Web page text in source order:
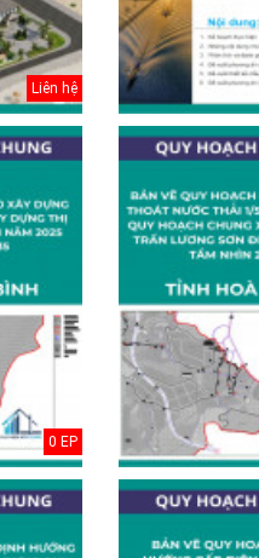
Liên hệ
0 EP